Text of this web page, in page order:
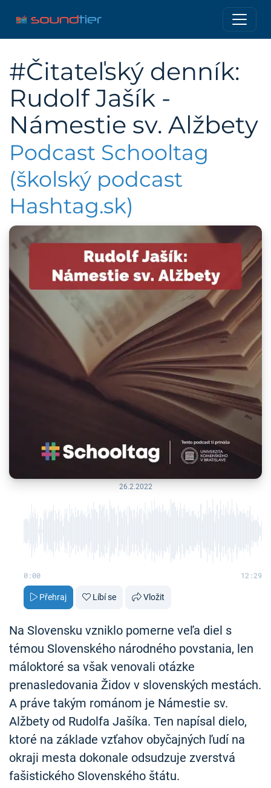
#Čitateľský denník:
Rudolf Jašík -
Námestie sv. Alžbety
Podcast Schooltag
(školský podcast
Hashtag.sk)
26.2.2022
0:00 12:29
Přehraj Líbí se Vložit
Na Slovensku vzniklo pomerne veľa diel s
témou Slovenského národného povstania, len
máloktoré sa však venovali otázke
prenasledovania Židov v slovenských mestách.
A práve takým románom je Námestie sv.
Alžbety od Rudolfa Jašíka. Ten napísal dielo,
ktoré na základe vzťahov obyčajných ľudí na
okraji mesta dokonale odsudzuje zverstvá
fašistického Slovenského štátu.